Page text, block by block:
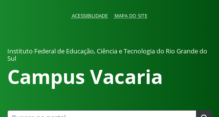
ACESSIBILIDADE MAPA DO SITE
Instituto Federal de Educação, Ciência e Tecnologia do Rio Grande do
Sul
Campus Vacaria